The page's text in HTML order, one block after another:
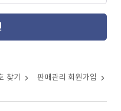
찾기 판매관리 회원가입